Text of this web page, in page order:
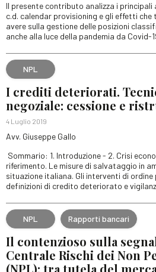
Il presente contributo analizza i
c.d. calendar provisioning e gli effetti
avere sulla gestione delle posizioni
anche alla luce della pandemia da Covid-
NPL
I crediti deteriorati.
negoziale: cessione e
4 Luglio 2019
Avv. Giuseppe Gallo
Sommario: 1. Introduzione - 2. Crisi
riferimento. Le misure di salvataggio in
situazione italiana. Gli interventi di ordine
definizioni di credito deteriorato e
NPL Rapporti bancari
Il contenzioso sulla
Centrale Rischi dei Non